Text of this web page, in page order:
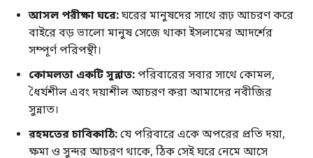
আসল পরীক্ষা ঘরে:ঘরের মানুষদের সাথে রূঢ় আচরণ করে
বাইরে বড় ভালো মানুষ সেজে থাকা ইসলামের আদর্শের
সম্পূর্ণ পরিপন্থী।
কোমলতা একটি সুন্নাত:পরিবারের সবার সাথে কোমল,
ধৈর্যশীল এবং দয়াশীল আচরণ করা আমাদের নবীজির
সুন্নাত।
রহমতের চাবিকাঠি:যে পরিবারে একে অপরের প্রতি দয়া,
ক্ষমা ও সুন্দর আচরণ থাকে, ঠিক সেই ঘরে নেমে আসে